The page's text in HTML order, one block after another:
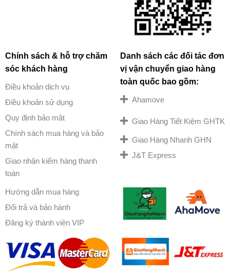
Chính sách & hỗ trợ chăm
sóc khách hàng
Điều khoản dịch vụ
Điều khoản sử dụng
Quy định bảo mật
Chính sách mua hàng và bảo
mật
Giao nhận kiểm hàng thanh
toán
Hướng dẫn mua hàng
Đổi trả và bảo hành
Đăng ký thành viên VIP
Danh sách các đối tác đơn
vị vận chuyển giao hàng
toàn quốc bao gồm:
Ahamove
Giao Hàng Tiết Kiệm GHTK
Giao Hàng Nhanh GHN
J&T Express